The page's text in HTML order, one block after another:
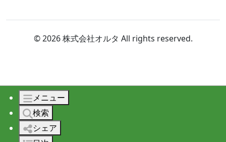
© 2026 株式会社オルタ All rights reserved.
メニュー
検索
シェア